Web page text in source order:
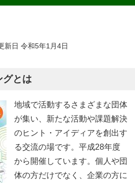
日 令和5年1月4日
グとは
地域で活動するさまざまな団体
が集い、新たな活動や課題解決
のヒント・アイディアを創出す
る交流の場です。平成28年度
から開催しています。個人や団
体の方だけでなく、企業の方に